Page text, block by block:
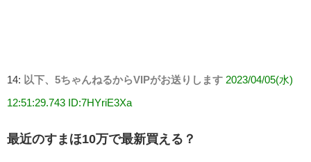
14: 以下、5ちゃんねるからVIPがお送りします 2023/04/05(水)
12:51:29.743 ID:7HYriE3Xa
最近のすまほ10万で最新買える？